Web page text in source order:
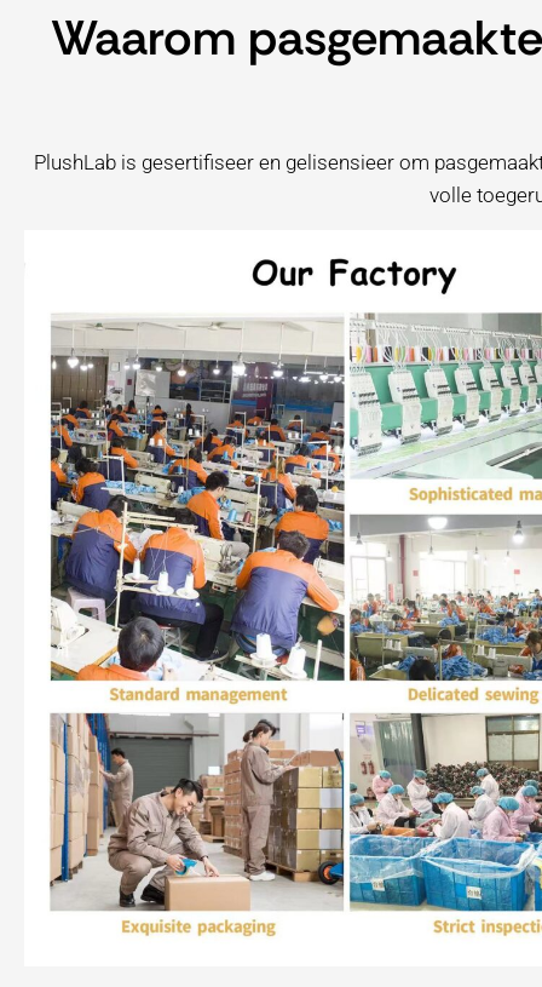
Waarom
PlushLab is gesertifiseer en gelisensieer om
volle